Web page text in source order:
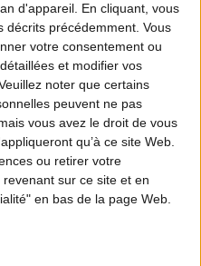
d'appareil. En cliquant, vous
décrits précédemment. Vous
votre consentement ou
et modifier vos
noter que certains
peuvent ne pas
vous avez le droit de vous
qu’à ce site Web.
ou retirer votre
sur ce site et en
en bas de la page Web.
DÉCOUVREZ AUSSI
: les migrations